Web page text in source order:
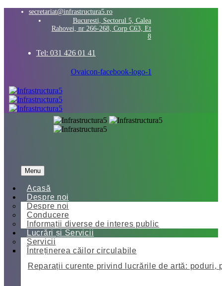
secretariat@infrastructura5.ro
Bucuresti, Sectorul 5, Calea
Rahovei, nr 266-268, Corp C63, Et
8
Tel: 031 426 01 41
Ovaicon-facebook-logo-1
Menu
Acasă
Despre noi
Despre noi
Conducere
Informații diverse de interes public
Lucrări și Servicii
Servicii
Întreținerea căilor circulabile
Reparații curente privind lucrările de artă: poduri,